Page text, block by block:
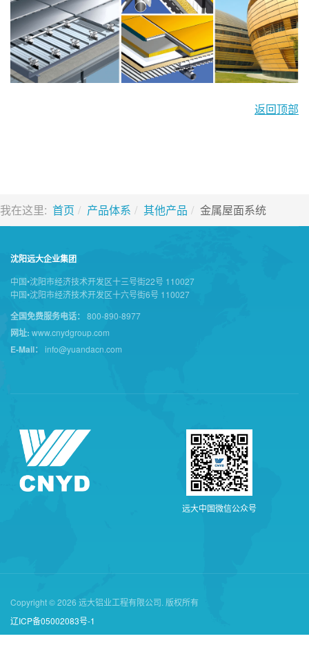
返回顶部
我在这里: 首页 产品体系 其他产品 金属屋面系统
沈阳远大企业集团
中国•沈阳市经济技术开发区十三号街22号 110027
中国•沈阳市经济技术开发区十六号街6号 110027
全国免费服务电话： 800-890-8977
网址: www.cnydgroup.com
E-Mail： info@yuandacn.com
远大中 国微信公众号
Copyright © 2026 远大铝业工程有限公司. 版权所有
辽ICP备05002083号-1